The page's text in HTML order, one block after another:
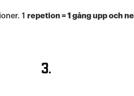
1 repetion = 1 gång upp och
3.